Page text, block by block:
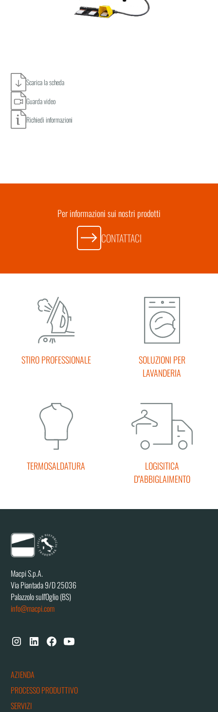
Scarica la scheda
Guarda video
Richiedi informazioni
Per informazioni sui nostri prodotti
CONTATTACI
STIRO PROFESSIONALE
SOLUZIONI PER
LAVANDERIA
TERMOSALDATURA
LOGISITICA
D''ABBIGLAIMENTO
Macpi S.p.A.
Via Piantada 9/D 25036
Palazzolo sull'Oglio (BS)
info@macpi.com
AZIENDA
PROCESSO PRODUTTIVO
SERVIZI